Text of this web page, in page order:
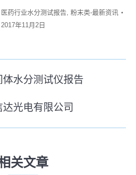
医药行业水分测试报告, 粉末类-最新资讯
2017年11月2日
历
史
的
文
体水分测试仪报告
未
来
文
章：
光电有限公司
关文章